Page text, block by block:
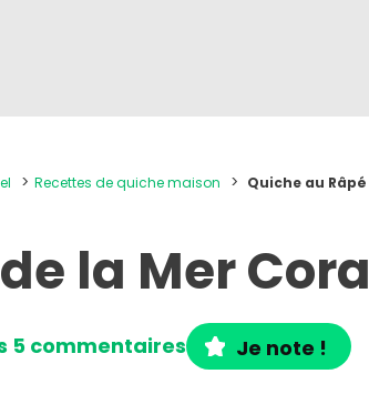
Recettes de quiche maison
Quiche au
la Mer
5 commentaires Je note !